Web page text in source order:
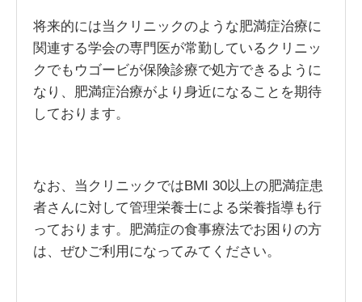
将来的には当クリニックのような肥満症治療に
関連する学会の専門医が常勤しているクリニッ
クでもウゴービが保険診療で処方できるように
なり、肥満症治療がより身近になることを期待
しております。
なお、当クリニックではBMI 30以上の肥満症患
者さんに対して管理栄養士による栄養指導も行
っております。肥満症の食事療法でお困りの方
は、ぜひご利用になってみてください。